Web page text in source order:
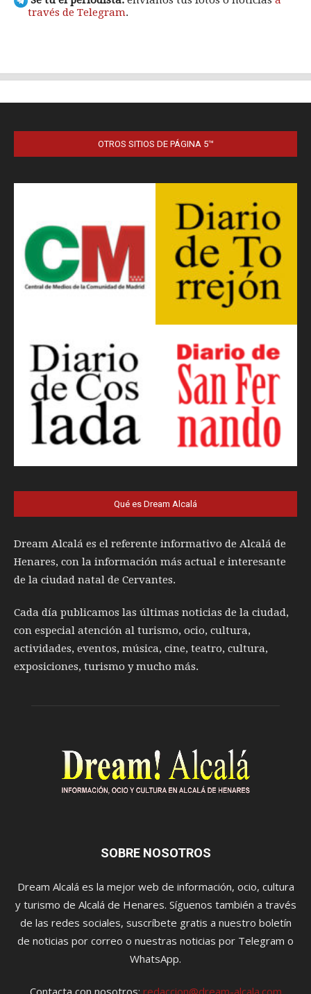
OTROS SITIOS DE PÁGINA 5™
Qué es Dream Alcalá
Dream Alcalá es el referente informativo de Alcalá de
Henares, con la información más actual e interesante
de la ciudad natal de Cervantes.
Cada día publicamos las últimas noticias de la ciudad,
con especial atención al turismo, ocio, cultura,
actividades, eventos, música, cine, teatro, cultura,
exposiciones, turismo y mucho más.
SOBRE NOSOTROS
Dream Alcalá es la mejor web de información, ocio, cultura
y turismo de Alcalá de Henares. Síguenos también a través
de las redes sociales, suscríbete gratis a nuestro boletín
de noticias por correo o nuestras noticias por Telegram o
WhatsApp.